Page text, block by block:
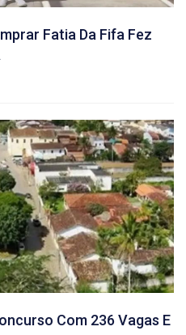
Fatia Da Fifa Fez
Com 236 Vagas E